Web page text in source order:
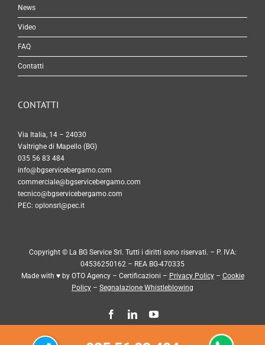
News
Video
FAQ
Contatti
CONTATTI
Via Italia, 14 – 24030
Valtrighe di Mapello (BG)
035 56 83 484
info@bgservicebergamo.com
commerciale@bgservicebergamo.com
tecnico@bgservicebergamo.com
PEC: oplonsrl@pec.it
Copyright © La BG Service Srl. Tutti i diritti sono riservati. – P. IVA:
04536250162 – REA BG-470335
Made with ♥ by OTO Agency– Certificazioni – Privacy Policy– Cookie
Policy – Segnalazione Whistleblowing